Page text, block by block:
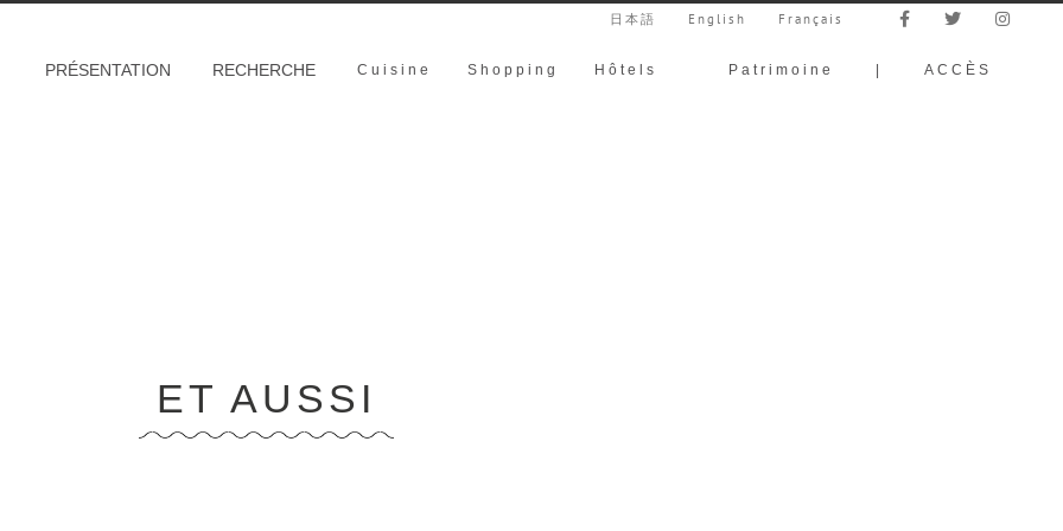
日本語 English Français
PRÉSENTATION RECHERCHE Cuisine Shopping Hôtels Patrimoine ACCÈS
ET AUSSI